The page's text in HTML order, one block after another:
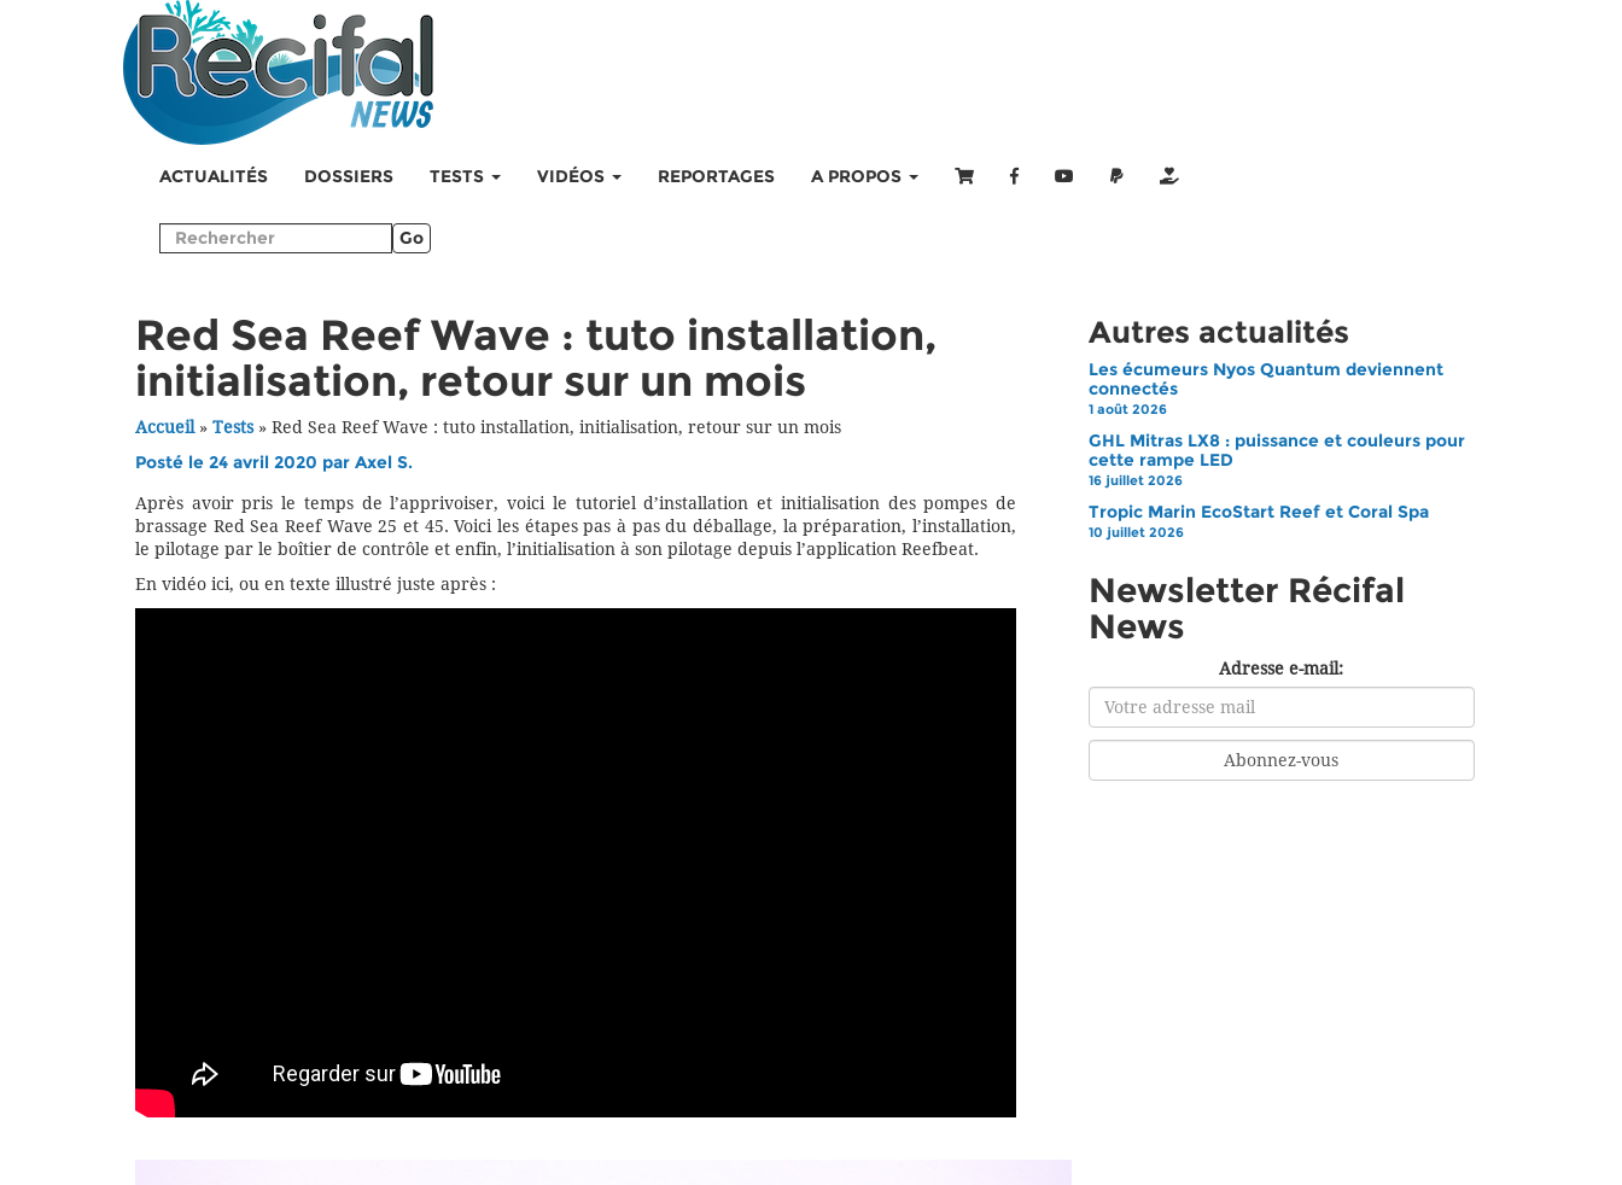
ACTUALITÉS DOSSIERS TESTS VIDÉOS REPORTAGES A PROPOS
Go
Red Sea Reef Wave : tuto installation,
initialisation, retour sur un mois
Accueil» Tests» Red Sea Reef Wave : tuto installation, initialisation, retour sur un mois
Posté le 24 avril 2020 par Axel S.
Après avoir pris le temps de l’apprivoiser, voici le tutoriel d’installation et initialisation des pompes de
brassage Red Sea Reef Wave 25 et 45. Voici les étapes pas à pas du déballage, la préparation, l’installation,
le pilotage par le boîtier de contrôle et enfin, l’initialisation à son pilotage depuis l’application Reefbeat.
En vidéo ici, ou en texte illustré juste après :
Autres actualités
Les écumeurs Nyos Quantum deviennent
connectés
1 août 2026
GHL Mitras LX8 : puissance et couleurs pour
cette rampe LED
16 juillet 2026
Tropic Marin EcoStart Reef et Coral Spa
10 juillet 2026
Newsletter Récifal
News
Adresse e-mail: